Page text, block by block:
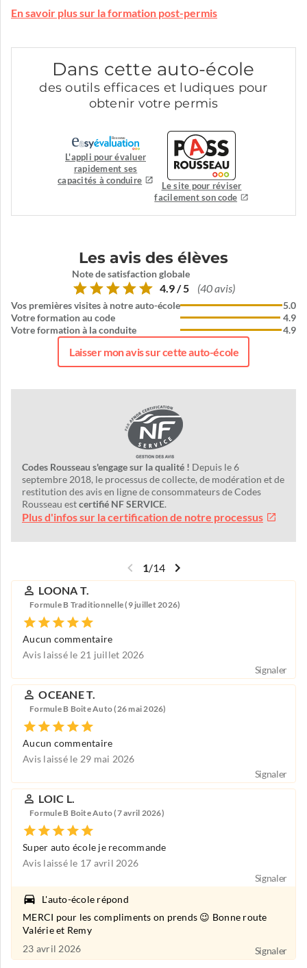
En savoir plus sur la formation post-permis
Dans cette auto-école
des outils efficaces et ludiques pour
obtenir votre permis
L'appli pour évaluer
rapidement ses
capacités à conduire
Le site pour réviser
facilement son code
Les avis des élèves
Note de satisfaction globale
4.9 / 5 (40 avis)
Vos premières visites à notre auto-école
Votre formation au code
Votre formation à la conduite
5.0
4.9
4.9
Laisser mon avis sur cette auto-école
Codes Rousseau s'engage sur la qualité ! Depuis le 6
septembre 2018, le processus de collecte, de modération et de
restitution des avis en ligne de consommateurs de Codes
Rousseau estcertifié NF SERVICE.
Plus d'infos sur la certification de notre processus
1/14
LOONA T.
Formule B Traditionnelle (9 juillet 2026)
Aucun commentaire
Avis laissé le 21 juillet 2026
Signaler
OCEANE T.
Formule B Boite Auto (26 mai 2026)
Aucun commentaire
Avis laissé le 29 mai 2026
Signaler
LOIC L.
Formule B Boite Auto (7 avril 2026)
Super auto école je recommande
Avis laissé le 17 avril 2026
Signaler
L'auto-école répond
MERCI pour les compliments on prends 😉 Bonne route
Valérie et Remy
23 avril 2026
Signaler